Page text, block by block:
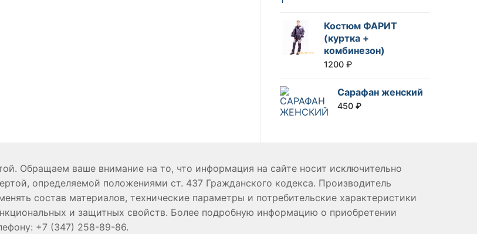
Костюм ФАРИТ
(куртка +
комбинезон)
1200 ₽
Сарафан женский
450 ₽
Обращаем ваше внимание на то, что информация на сайте носит исключительно
определяемой положениями ст. 437 Гражданского кодекса. Производитель
состав материалов, технические параметры и потребительские характеристики
и защитных свойств. Более подробную информацию о приобретении
+7 (347) 258-89-86.